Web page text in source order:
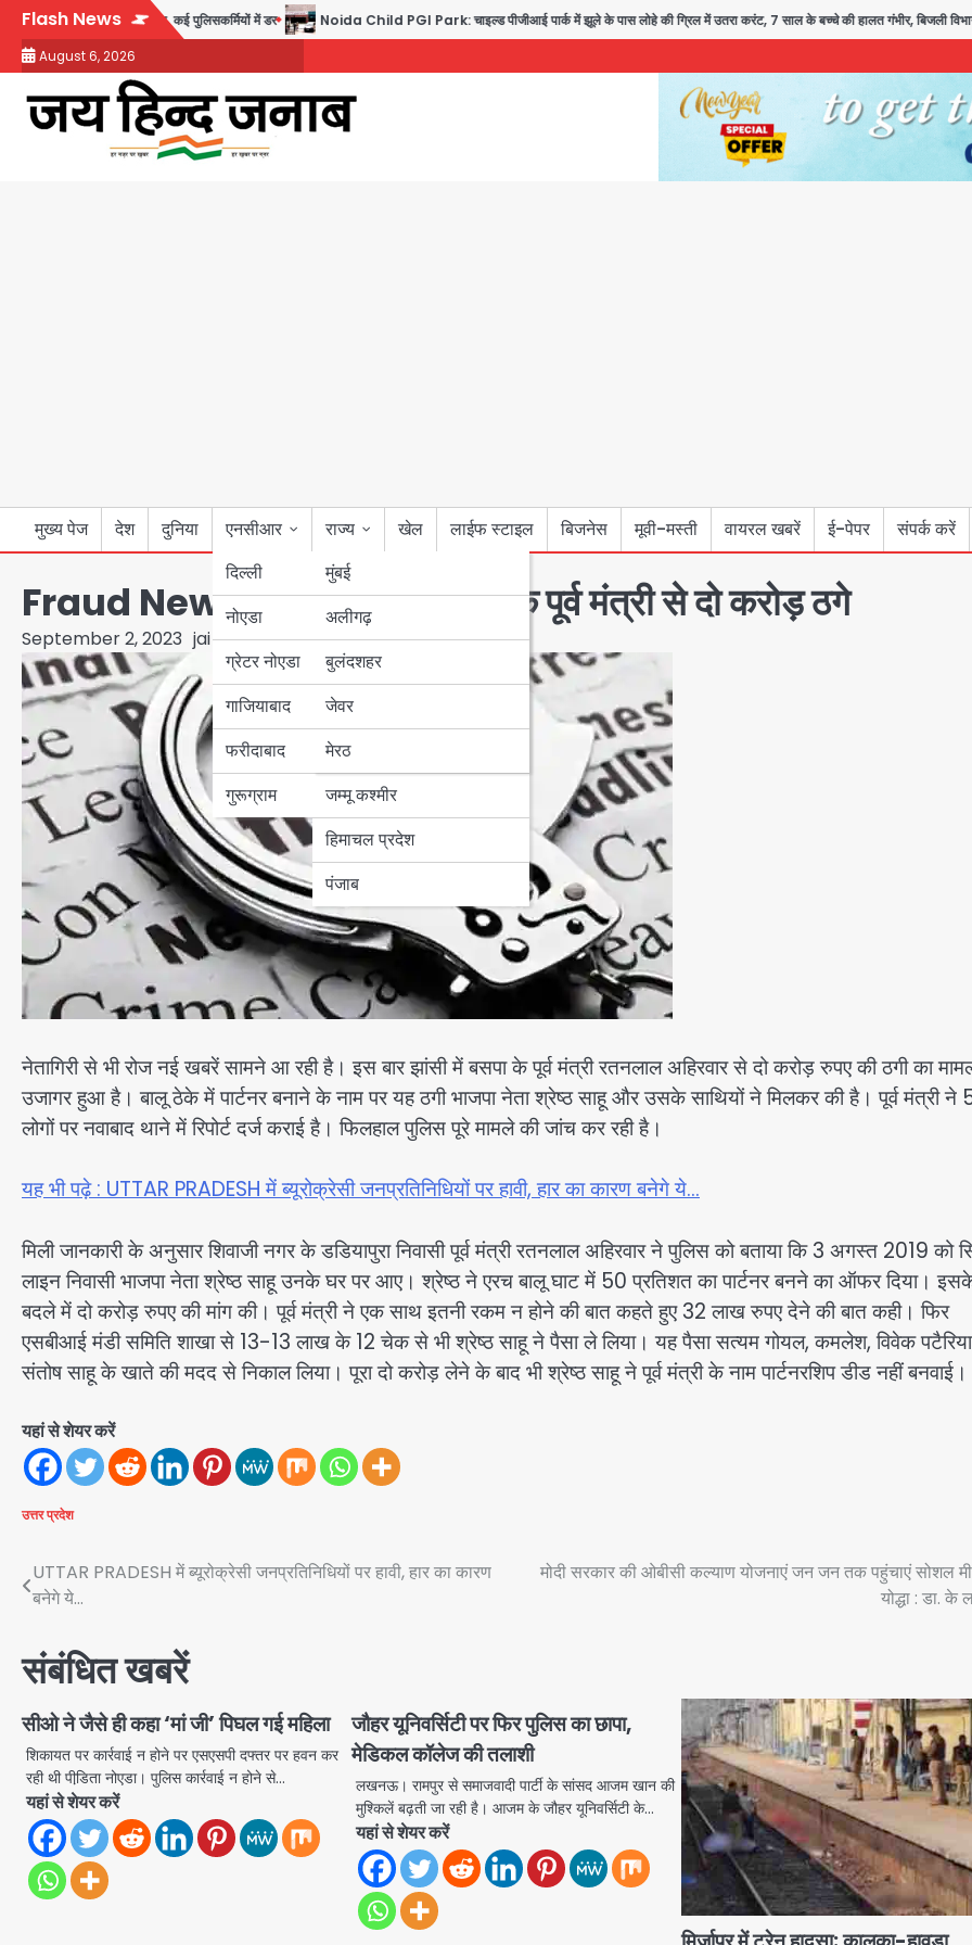
Skip
content
Flash News
गिरफ्तार, सेवा से बर्खास्त, कई पुलिसकर्मियों में डर Noida Child PGI Park: चाइल्ड पीजीआई पार्क में झूले के पास लोहे की ग्रिल में उतरा करंट, 7 साल के बच्चे की हालत गंभीर, बिजली विभाग पर
August 6, 2026
मुख्य पेज देश दुनिया
एनसीआर
दिल्ली
नोएडा
ग्रेटर नोएडा
गाजियाबाद
फरीदाबाद
गुरूग्राम
राज्य
मुंबई
उत्तर प्रदेश
अलीगढ़
बुलंदशहर
जेवर
मेरठ
बिहार
पंजाब
हरियाणा
जम्मू कश्मीर
हिमाचल प्रदेश
पंजाब
खेल लाईफ स्टाइल बिजनेस मूवी-मस्ती वायरल खबरें ई-पेपर संपर्क करें
Fraud News: भाजपा नेता ने बसपा के पूर्व मंत्री से दो करोड़ ठगे
September 2, 2023 jai hind janab
नेतागिरी से भी रोज नई खबरें सामने आ रही है। इस बार झांसी में बसपा के पूर्व मंत्री रतनलाल अहिरवार से दो करोड़ रुपए की ठगी का
उजागर हुआ है। बालू ठेके में पार्टनर बनाने के नाम पर यह ठगी भाजपा नेता श्रेष्ठ साहू और उसके साथियों ने मिलकर की है। पूर्व मंत्री ने
लोगों पर नवाबाद थाने में रिपोर्ट दर्ज कराई है। फिलहाल पुलिस पूरे मामले की जांच कर रही है।
यह भी पढ़े : UTTAR PRADESH में ब्यूरोक्रेसी जनप्रतिनिधियों पर हावी, हार का कारण बनेगे ये…
मिली जानकारी के अनुसार शिवाजी नगर के डडियापुरा निवासी पूर्व मंत्री रतनलाल अहिरवार ने पुलिस को बताया कि 3 अगस्त 2019 को
लाइन निवासी भाजपा नेता श्रेष्ठ साहू उनके घर पर आए। श्रेष्ठ ने एरच बालू घाट में 50 प्रतिशत का पार्टनर बनने का ऑफर दिया।
बदले में दो करोड़ रुपए की मांग की। पूर्व मंत्री ने एक साथ इतनी रकम न होने की बात कहते हुए 32 लाख रुपए देने की बात कही। फिर
एसबीआई मंडी समिति शाखा से 13-13 लाख के 12 चेक से भी श्रेष्ठ साहू ने पैसा ले लिया। यह पैसा सत्यम गोयल, कमलेश, विवेक
संतोष साहू के खाते की मदद से निकाल लिया। पूरा दो करोड़ लेने के बाद भी श्रेष्ठ साहू ने पूर्व मंत्री के नाम पार्टनरशिप डीड नहीं बनवाई।
यहां से शेयर करें
उत्तर प्रदेश
Post
UTTAR PRADESH में ब्यूरोक्रेसी जनप्रतिनिधियों पर हावी, हार का कारण
बनेगे ये…
मोदी सरकार की ओबीसी कल्याण योजनाएं जन जन तक पहुंचाएं सोशल
योद्धा : डा. के
संबंधित खबरें
सीओ ने जैसे ही कहा ‘मां जी’ पिघल गई महिला
शिकायत पर कार्रवाई न होने पर एसएसपी दफ्तर पर हवन कर
रही थी पीडि़ता नोएडा। पुलिस कार्रवाई न होने से…
यहां से शेयर करें
जौहर यूनिवर्सिटी पर फिर पुलिस का छापा,
मेडिकल कॉलेज की तलाशी
लखनऊ। रामपुर से समाजवादी पार्टी के सांसद आजम खान की
मुश्किलें बढ़ती जा रही है। आजम के जौहर यूनिवर्सिटी के…
यहां से शेयर करें